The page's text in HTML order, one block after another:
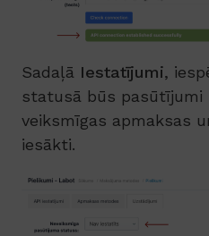
Sadaļā Iestatījumi,
statusā būs pasūtījumi
veiksmīgas apmaksas
iesākti.